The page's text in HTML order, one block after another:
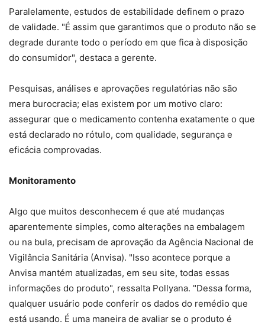
Paralelamente, estudos de estabilidade definem o prazo
de validade. "É assim que garantimos que o produto não se
degrade durante todo o período em que fica à disposição
do consumidor", destaca a gerente.
Pesquisas, análises e aprovações regulatórias não são
mera burocracia; elas existem por um motivo claro:
assegurar que o medicamento contenha exatamente o que
está declarado no rótulo, com qualidade, segurança e
eficácia comprovadas.
Monitoramento
Algo que muitos desconhecem é que até mudanças
aparentemente simples, como alterações na embalagem
ou na bula, precisam de aprovação da Agência Nacional de
Vigilância Sanitária (Anvisa). "Isso acontece porque a
Anvisa mantém atualizadas, em seu site, todas essas
informações do produto", ressalta Pollyana. "Dessa forma,
qualquer usuário pode conferir os dados do remédio que
está usando. É uma maneira de avaliar se o produto é